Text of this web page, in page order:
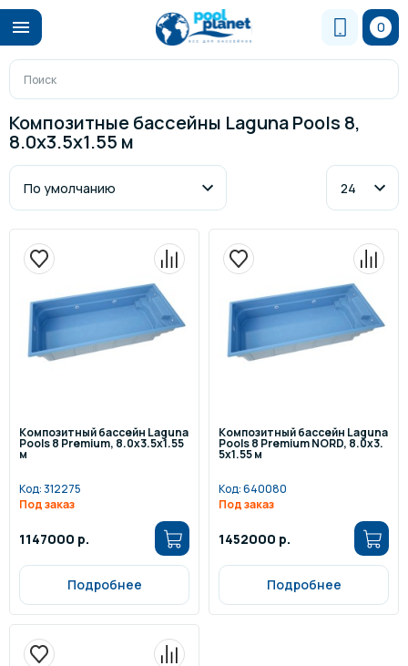
0
Композитные бассейны Laguna Pools 8,
8.0х3.5х1.55 м
Композитный бассейн Laguna
Pools 8 Premium, 8.0х3.5х1.55
м
Код:312275
Под заказ
1147000 р.
Подробнее
Композитный бассейн Laguna
Pools 8 Premium NORD, 8.0х3.
5х1.55 м
Код:640080
Под заказ
1452000 р.
Подробнее